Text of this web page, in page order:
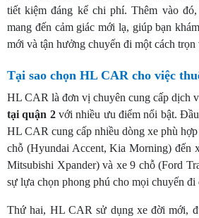
tiết kiệm đáng kể chi phí. Thêm vào
mang đến cảm giác mới lạ, giúp bạn
mới và tận hưởng chuyến đi một cách trọn
Tại sao chọn HL CAR cho việc
HL CAR là đơn vị chuyên cung cấp dịch
tại quận 2với nhiều ưu điểm nổi bật.
HL CAR cung cấp nhiều dòng xe phù
chỗ (Hyundai Accent, Kia Morning) đến
Mitsubishi Xpander) và xe 9 chỗ (Ford
sự lựa chọn phong phú cho mọi chuyến đi
Thứ hai, HL CAR sử dụng xe đời mới,